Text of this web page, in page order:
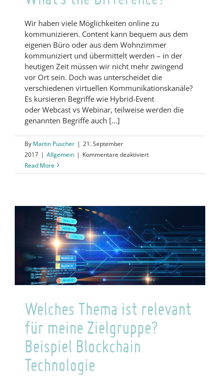
Wir haben viele Möglichkeiten online zu
kommunizieren. Content kann bequem aus dem
eigenen Büro oder aus dem Wohnzimmer
kommuniziert und übermittelt werden – in der
heutigen Zeit müssen wir nicht mehr zwingend
vor Ort sein. Doch was unterscheidet die
verschiedenen virtuellen Kommunikationskanäle?
Es kursieren Begriffe wie Hybrid-Event
oder Webcast vs Webinar, teilweise werden die
genannten Begriffe auch [...]
By Martin Puscher | 21. September
2017 | Allgemein | Kommentare deaktiviertfür
vs
the
Difference?
Read More
Welches Thema ist relevant
für meine Zielgruppe?
Beispiel Blockchain
Technologie